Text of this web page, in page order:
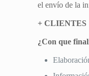
el envío de la
+ CLIENTES
¿Con que